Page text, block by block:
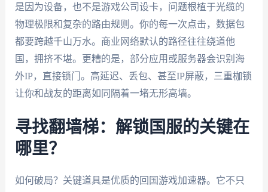
是因为设备，也不是游戏公司设卡，问题根植于光缆的
物理极限和复杂的路由规则。你的每一次点击，数据包
都要跨越千山万水。商业网络默认的路径往往绕道他
国，拥挤不堪。更糟的是，部分应用或服务器会识别海
外IP，直接锁门。高延迟、丢包、甚至IP屏蔽，三重枷锁
让你和战友的距离如同隔着一堵无形高墙。
寻找翻墙梯：解锁国服的关键在
哪里？
如何破局？关键道具是优质的回国游戏加速器。它不只